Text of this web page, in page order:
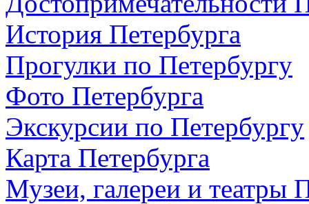
История Петербурга
Прогулки по Петербургу
Фото Петербурга
Экскурсии по Петербургу
Карта Петербурга
Музеи, галереи и театры